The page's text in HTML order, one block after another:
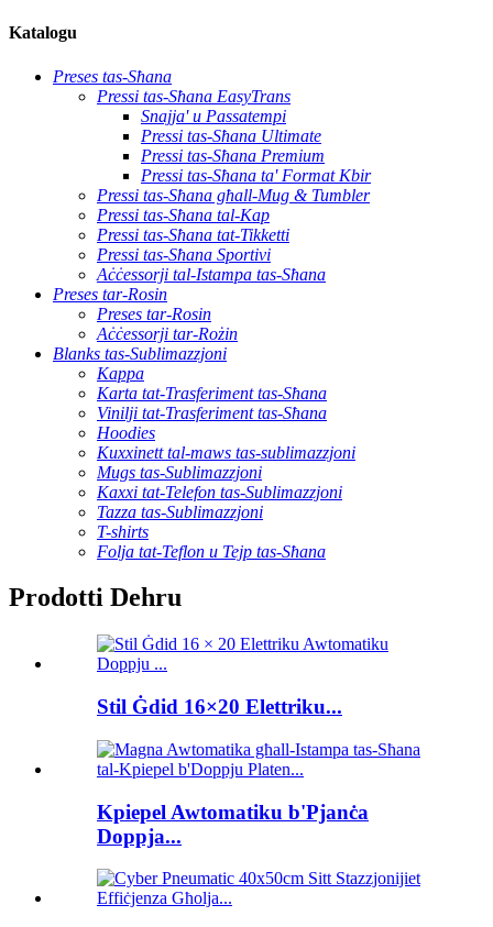
Katalogu
Preses tas-Sħana
Pressi tas-Sħana EasyTrans
Snajja' u Passatempi
Pressi tas-Sħana Ultimate
Pressi tas-Sħana Premium
Pressi tas-Sħana ta' Format Kbir
Pressi tas-Sħana għall-Mug & Tumbler
Pressi tas-Sħana tal-Kap
Pressi tas-Sħana tat-Tikketti
Pressi tas-Sħana Sportivi
Aċċessorji tal-Istampa tas-Sħana
Preses tar-Rosin
Preses tar-Rosin
Aċċessorji tar-Rożin
Blanks tas-Sublimazzjoni
Kappa
Karta tat-Trasferiment tas-Sħana
Vinilji tat-Trasferiment tas-Sħana
Hoodies
Kuxxinett tal-maws tas-sublimazzjoni
Mugs tas-Sublimazzjoni
Kaxxi tat-Telefon tas-Sublimazzjoni
Tazza tas-Sublimazzjoni
T-shirts
Folja tat-Teflon u Tejp tas-Sħana
Prodotti Dehru
Stil Ġdid 16×20 Elettriku...
Kpiepel Awtomatiku b'Pjanċa
Doppja...